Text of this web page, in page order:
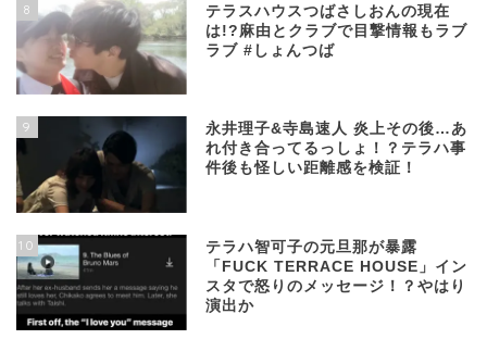
8
テラスハウスつばさしおんの現在
は!?麻由とクラブで目撃情報もラブ
ラブ #しょんつば
9
永井理子&寺島速人 炎上その後…あ
れ付き合ってるっしょ！？テラハ事
件後も怪しい距離感を検証！
10
テラハ智可子の元旦那が暴露
「FUCK TERRACE HOUSE」イン
スタで怒りのメッセージ！？やはり
演出か